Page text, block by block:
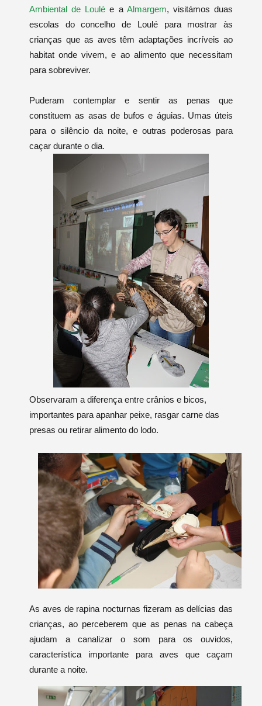
Ambiental de Loulé e a Almargem, visitámos duas
escolas do concelho de Loulé para mostrar às
crianças que as aves têm adaptações incríveis ao
habitat onde vivem, e ao alimento que necessitam
para sobreviver.
Puderam contemplar e sentir as penas que
constituem as asas de bufos e águias. Umas úteis
para o silêncio da noite, e outras poderosas para
caçar durante o dia.
Observaram a diferença entre crânios e bicos,
importantes para apanhar peixe, rasgar carne das
presas ou retirar alimento do lodo.
As aves de rapina nocturnas fizeram as delícias das
crianças, ao perceberem que as penas na cabeça
ajudam a canalizar o som para os ouvidos,
característica importante para aves que caçam
durante a noite.